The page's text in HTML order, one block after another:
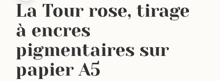
La Tour rose, tirage
à encres
pigmentaires sur
papier A5